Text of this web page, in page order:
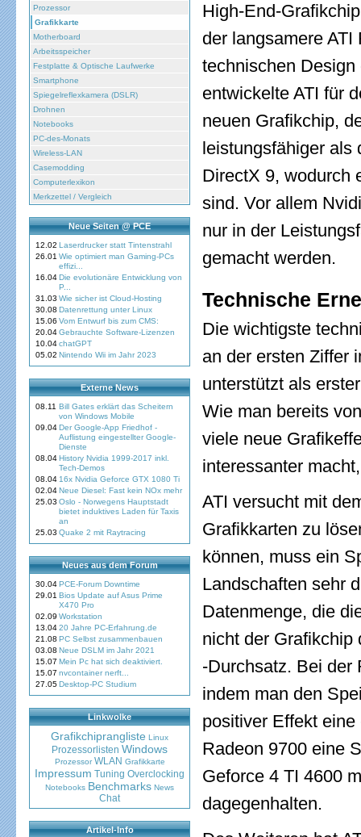
Prozessor
Grafikkarte
Motherboard
Arbeitsspeicher
Festplatte & Optische Laufwerke
Smartphone
Spiegelreflexkamera (DSLR)
Drohnen
Notebooks
PC-des-Monats
Wireless-LAN
Casemodding
Computerlexikon
Merkzettel / Vergleich
Neue Seiten @ PCE
12.02 Laserdrucker statt Tintenstrahl
26.01 Wie optimiert man Gaming-PCs
effizi...
16.04Die evolutionäre Entwicklung von
P...
31.03 Wie sicher ist Cloud-Hosting
30.08 Datenrettung unter Linux
15.06 Vom Entwurf bis zum CMS:
20.04Gebrauchte Software-Lizenzen
10.04chatGPT
05.02 Nintendo Wii im Jahr 2023
Externe News
08.11 Bill Gates erklärt das Scheitern
von Windows Mobile
09.04Der Google-App Friedhof -
Auflistung eingestellter Google-
Dienste
08.04History Nvidia 1999-2017 inkl.
Tech-Demos
08.04 16x Nvidia Geforce GTX 1080 Ti
02.04Neue Diesel: Fast kein NOx mehr
25.03 Oslo - Norwegens Hauptstadt
bietet induktives Laden für Taxis
an
25.03 Quake 2 mit Raytracing
Neues aus dem Forum
30.04PCE-Forum Downtime
29.01 Bios Update auf Asus Prime
X470 Pro
02.09 Workstation
13.0420 Jahre PC-Erfahrung.de
21.08 PC Selbst zusammenbauen
03.08 Neue DSLM im Jahr 2021
15.07 Mein Pc hat sich deaktiviert.
15.07 nvcontainer nerft...
27.05Desktop-PC Studium
Linkwolke
Grafikchiprangliste Linux
Prozessorlisten Windows
Prozessor WLAN Grafikkarte
Impressum Tuning Overclocking
Notebooks Benchmarks News
Chat
Artikel-Info
High-End-
der langsamere
technischen
entwickelte ATI für
neuen Grafikchip,
leistungsfähiger als
DirectX 9, wodurch
sind. Vor allem
nur in der
gemacht werden.
Technische
Die wichtigste
an der ersten Ziffer
unterstützt als
Wie man bereits
viele neue
interessanter
ATI versucht mit
Grafikkarten zu
können, muss ein
Landschaften sehr
Datenmenge, die
nicht der Grafikchip
-Durchsatz. Bei der
indem man den
positiver Effekt
Radeon 9700 eine
Geforce 4 TI 4600
dagegenhalten.